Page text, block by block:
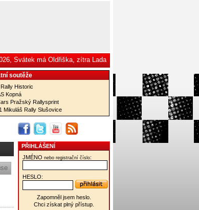
Svátek má Oldřiška, zítra Lada
soutěže
Historic
Kopná
Pražský Rallysprint
Mikuláš Rally Slušovice
PŘIHLÁŠENÍ
JMÉNO nebo registrační číslo:
HESLO:
Zapomněl jsem heslo.
Chci získat plný přístup.